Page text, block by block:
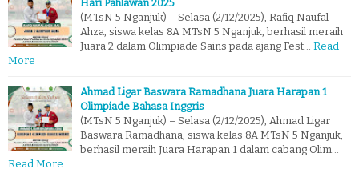
Hari Pahlawan 2025
(MTsN 5 Nganjuk) – Selasa (2/12/2025), Rafiq Naufal
Ahza, siswa kelas 8A MTsN 5 Nganjuk, berhasil meraih
Juara 2 dalam Olimpiade Sains pada ajang Fest…
Read
More
Ahmad Ligar Baswara Ramadhana Juara Harapan 1
Olimpiade Bahasa Inggris
(MTsN 5 Nganjuk) – Selasa (2/12/2025), Ahmad Ligar
Baswara Ramadhana, siswa kelas 8A MTsN 5 Nganjuk,
berhasil meraih Juara Harapan 1 dalam cabang Olim…
Read More